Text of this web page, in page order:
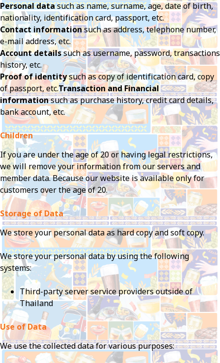
Personal datasuch as name, surname, age, date of birth,
nationality, identification card, passport, etc.
Contact informationsuch as address, telephone number,
e-mail address, etc.
Account detailssuch as username, password, transactions
history, etc.
Proof of identitysuch as copy of identification card, copy
of passport, etc.Transaction and Financial
informationsuch as purchase history, credit card details,
bank account, etc.
Children
If you are under the age of 20 or having legal restrictions,
we will remove your information from our servers and
member data. Because our website is available only for
customers over the age of 20.
Storage of Data
We store your personal data as hard copy and soft copy.
We store your personal data by using the following
systems:
Third-party server service providers outside of
Thailand
Use of Data
We use the collected data for various purposes: